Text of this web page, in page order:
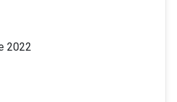
2022